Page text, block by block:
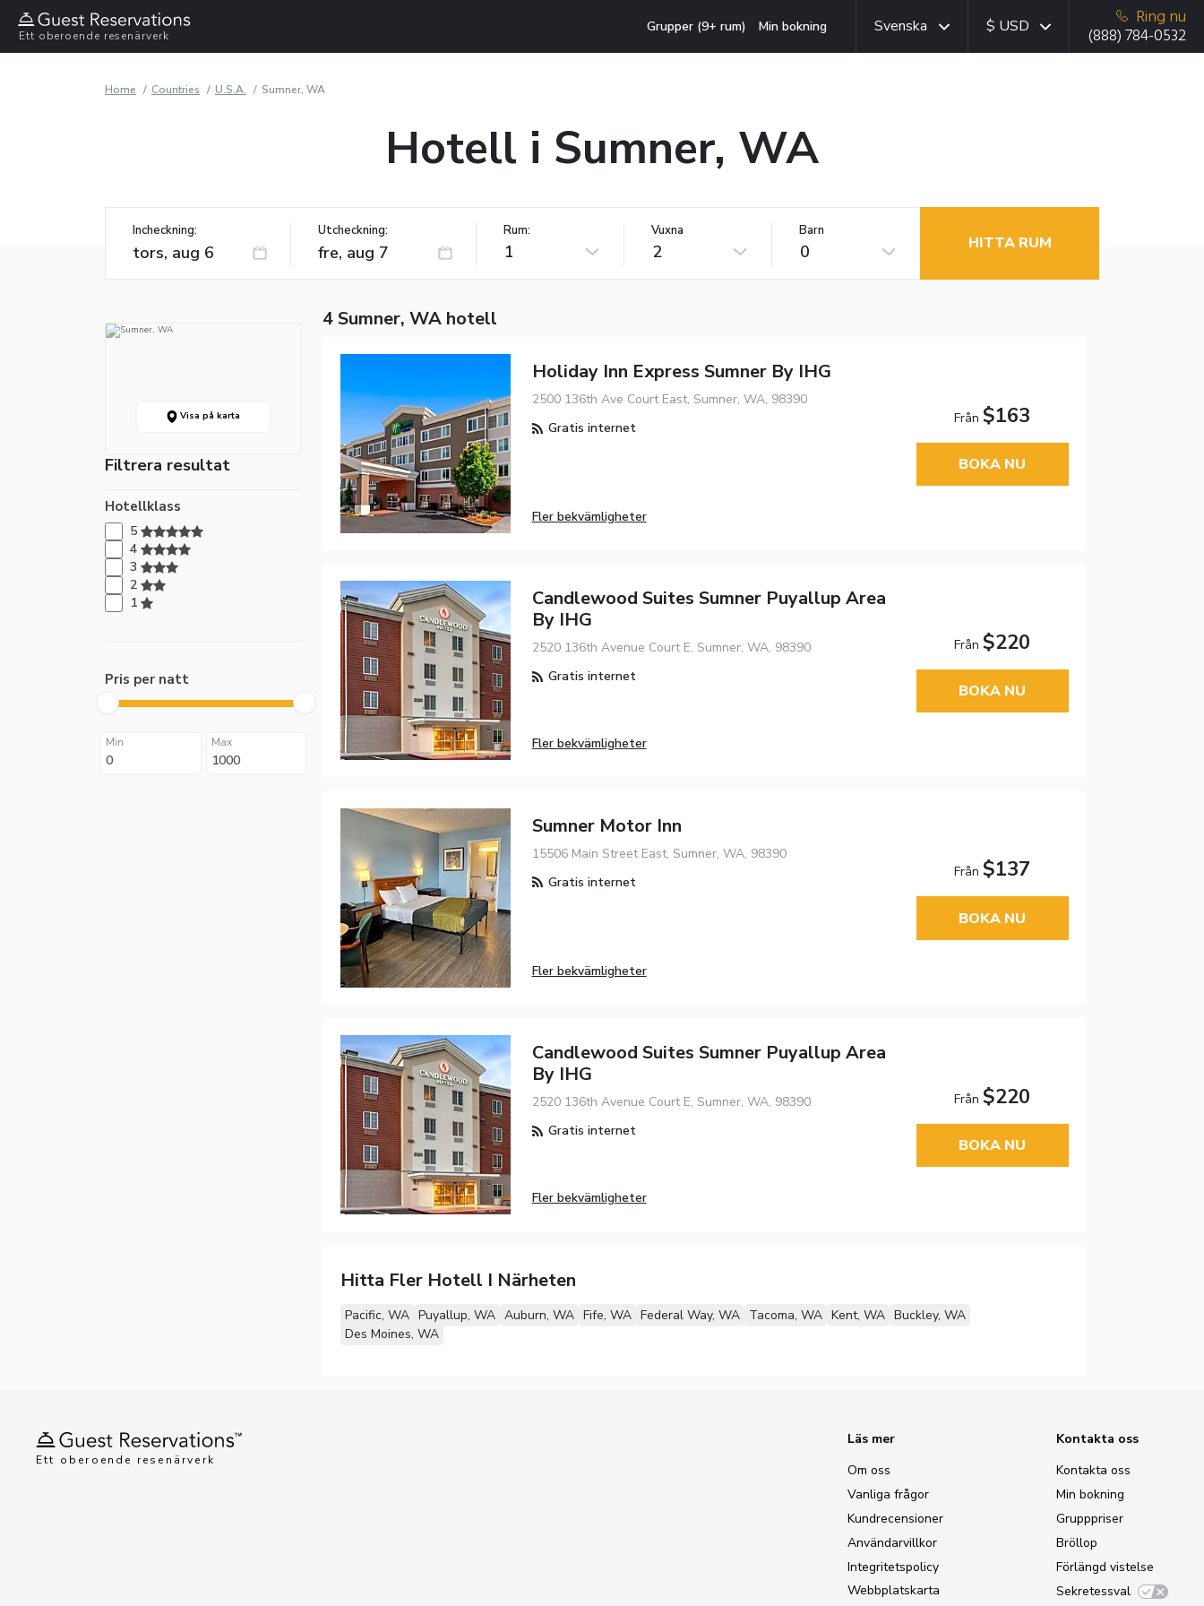
Ett oberoende resenärverk
Grupper (9+ rum) Min bokning Svenska $ USD
Ring nu
(888) 784-0532
Home Countries U.S.A. Sumner, WA
Hotell i Sumner, WA
Incheckning: Utcheckning: Rum:
1
Vuxna
2
Barn
0 HITTA RUM
Visa på karta
Filtrera resultat
Hotellklass
5
4
3
2
1
Pris per natt
Min Max
4 Sumner, WA hotell
Holiday Inn Express Sumner By IHG
2500 136th Ave Court East, Sumner, WA, 98390
Gratis internet
Fler bekvämligheter
Från$163
BOKA NU
Candlewood Suites Sumner Puyallup Area
By IHG
2520 136th Avenue Court E, Sumner, WA, 98390
Gratis internet
Fler bekvämligheter
Från$220
BOKA NU
Sumner Motor Inn
15506 Main Street East, Sumner, WA, 98390
Gratis internet
Fler bekvämligheter
Från$137
BOKA NU
Candlewood Suites Sumner Puyallup Area
By IHG
2520 136th Avenue Court E, Sumner, WA, 98390
Gratis internet
Fler bekvämligheter
Från$220
BOKA NU
Hitta Fler Hotell I Närheten
Pacific, WA Puyallup, WA Auburn, WA Fife, WA Federal Way, WA Tacoma, WA Kent, WA Buckley, WA
Des Moines, WA
Ett oberoende resenärverk
Läs mer
Om oss
Vanliga frågor
Kundrecensioner
Användarvillkor
Integritetspolicy
Webbplatskarta
Kontakta oss
Kontakta oss
Min bokning
Grupppriser
Bröllop
Förlängd vistelse
Sekretessval